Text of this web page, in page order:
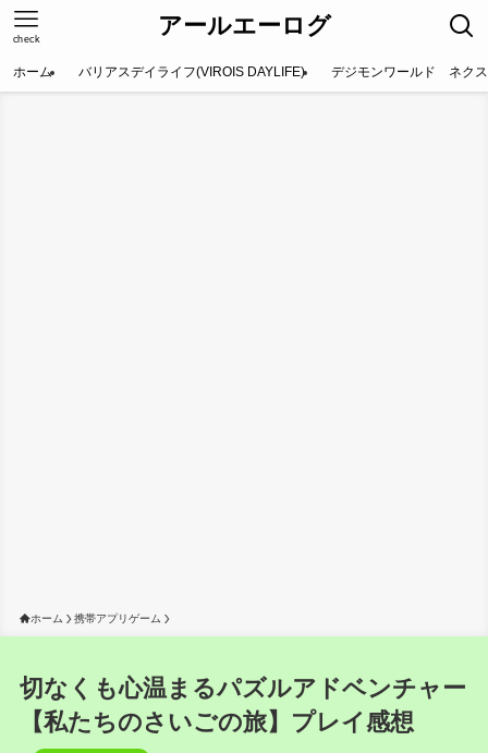
アールエーログ
check
ホーム バリアスデイライフ(VIROIS DAYLIFE) デジモンワールド ネク
ホーム 携帯アプリゲーム
切なくも心温まるパズルアドベンチャー
【私たちのさいごの旅】プレイ感想